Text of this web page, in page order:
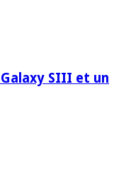
Galaxy SIII et un